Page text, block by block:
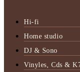
Hi-fi
Home studio
DJ & Sono
Vinyles, Cds &